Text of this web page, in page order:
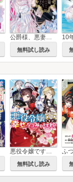
公爵様、悪妻の私はもう放っておいてください
無料試し読み
無料試し読み